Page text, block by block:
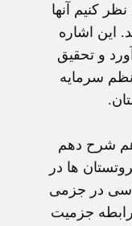
کنيم آنها
اين اشاره
و تحقيق
سرمايه
شرح دهم
ها در
در جزمی
جزميت